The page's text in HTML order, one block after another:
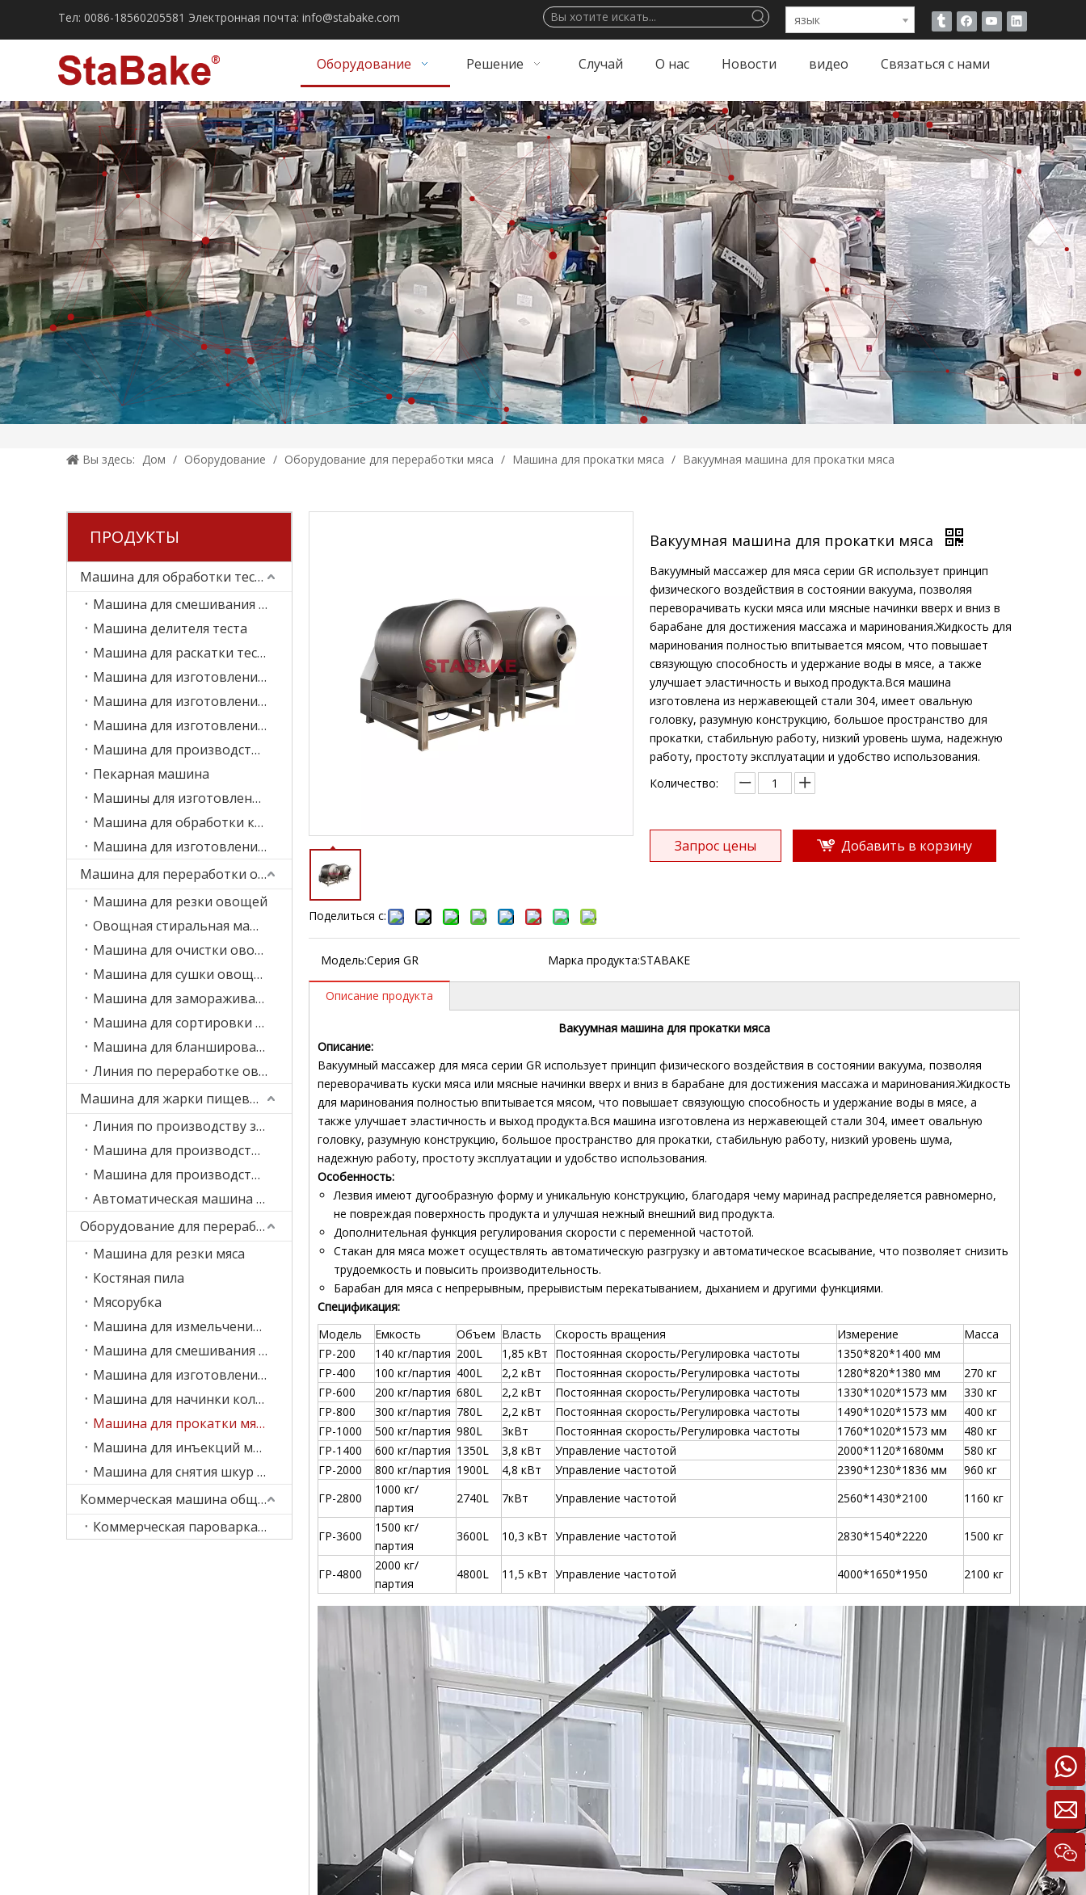
Тел: 0086-18560205581 Электронная почта: info@stabake.com язык
Оборудование Решение Случай О нас Новости видео Связаться с нами
Вы здесь: Дом / Оборудование / Оборудование для переработки мяса / Машина для прокатки мяса / Вакуумная машина для прокатки мяса
ПРОДУКТЫ
Машина для обработки теста для пищевых продуктов
Машина для смешивания теста
Машина делителя теста
Машина для раскатки теста
Машина для изготовления плоских хлебов
Машина для изготовления пиццы
Машина для изготовления пельменей
Машина для производства спринг-роллов
Пекарная машина
Машины для изготовления печенья
Машина для обработки кондитерских изделий
Машина для изготовления макаронных изделий
Машина для переработки овощей и фруктов
Машина для резки овощей
Овощная стиральная машина
Машина для очистки овощей
Машина для сушки овощей
Машина для замораживания овощей
Машина для сортировки овощей
Машина для бланширования овощей
Линия по переработке овощей и фруктов
Машина для жарки пищевых продуктов
Линия по производству замороженного картофеля фри
Машина для производства картофельных чипсов
Машина для производства банановых чипсов
Автоматическая машина для жарки
Оборудование для переработки мяса
Машина для резки мяса
Костяная пила
Мясорубка
Машина для измельчения мяса
Машина для смешивания мяса
Машина для изготовления фрикаделек
Машина для начинки колбас
Машина для прокатки мяса
Машина для инъекций мясного солевого раствора
Машина для снятия шкур с мяса
Коммерческая машина общественного питания
Коммерческая пароварка для еды
Поделиться с:
Вакуумная машина для прокатки мяса
Вакуумный массажер для мяса серии GR использует принцип
физического воздействия в состоянии вакуума, позволяя
переворачивать куски мяса или мясные начинки вверх и вниз в
барабане для достижения массажа и маринования.Жидкость для
маринования полностью впитывается мясом, что повышает
связующую способность и удержание воды в мясе, а также
улучшает эластичность и выход продукта.Вся машина
изготовлена ​​из нержавеющей стали 304, имеет овальную
головку, разумную конструкцию, большое пространство для
прокатки, стабильную работу, низкий уровень шума, надежную
работу, простоту эксплуатации и удобство использования.
Количество:
Запрос цены Добавить в корзину
Модель:Серия GR Марка продукта:STABAKE
Описание продукта
Вакуумная машина для прокатки мяса
Описание:
Вакуумный массажер для мяса серии GR использует принцип физического воздействия в состоянии вакуума, позволяя
переворачивать куски мяса или мясные начинки вверх и вниз в барабане для достижения массажа и маринования.Жидкость
для маринования полностью впитывается мясом, что повышает связующую способность и удержание воды в мясе, а
также улучшает эластичность и выход продукта.Вся машина изготовлена ​​из нержавеющей стали 304, имеет овальную
головку, разумную конструкцию, большое пространство для прокатки, стабильную работу, низкий уровень шума,
надежную работу, простоту эксплуатации и удобство использования.
Особенность:
Лезвия имеют дугообразную форму и уникальную конструкцию, благодаря чему маринад распределяется равномерно,
не повреждая поверхность продукта и улучшая нежный внешний вид продукта.
Дополнительная функция регулирования скорости с переменной частотой.
Стакан для мяса может осуществлять автоматическую разгрузку и автоматическое всасывание, что позволяет снизить
трудоемкость и повысить производительность.
Барабан для мяса с непрерывным, прерывистым перекатыванием, дыханием и другими функциями.
Спецификация:
Модель
Емкость Объем Власть Скорость вращения Измерение
Масса
ГР-200
140 кг/партия 200L 1,85 кВт Постоянная скорость/Регулировка частоты
1350*820*1400 мм
ГР-400
100 кг/партия 400L 2,2 кВт Постоянная скорость/Регулировка частоты 1280*820*1380 мм
270 кг
ГР-600
200 кг/партия 680L 2,2 кВт Постоянная скорость/Регулировка частоты 1330*1020*1573 мм
330 кг
ГР-800
300 кг/партия 780L 2,2 кВт Постоянная скорость/Регулировка частоты 1490*1020*1573 мм
400 кг
ГР-1000
500 кг/партия 980L 3кВт Постоянная скорость/Регулировка частоты 1760*1020*1573 мм
480 кг
ГР-1400
600 кг/партия 1350L 3,8 кВт Управление частотой 2000*1120*1680мм
580 кг
ГР-2000
800 кг/партия 1900L 4,8 кВт Управление частотой 2390*1230*1836 мм
960 кг
ГР-2800
1000 кг/
партия
2740L 7кВт Управление частотой 2560*1430*2100 1160 кг
ГР-3600
1500 кг/
партия
3600L 10,3 кВт Управление частотой 2830*1540*2220 1500 кг
ГР-4800
2000 кг/
партия
4800L 11,5 кВт Управление частотой 4000*1650*1950 2100 кг